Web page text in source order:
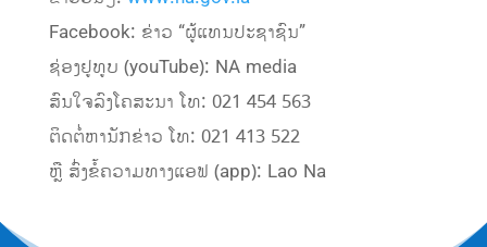
Facebook: ຂ່າວ “ຜູ້ແທນປະຊາຊົນ”
ຊ່ອງຢູທູບ (youTube): NA media
ສົນໃຈລົງໂຄສະນາ ໂທ: 021 454 563
ຕິດຕໍ່ຫານັກຂ່າວ ໂທ: 021 413 522
ຫຼື ສົ່ງຂໍ້ຄວາມທາງແອຟ (app): Lao Na